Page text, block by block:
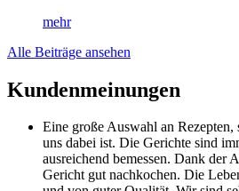
mehr
Alle Beiträge ansehen
Kundenmeinungen
Eine große Auswahl an Rezepten,
uns dabei ist. Die Gerichte sind
ausreichend bemessen. Dank der
Gericht gut nachkochen. Die